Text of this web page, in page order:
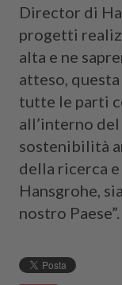
Director di
progetti
alta e ne
atteso,
tutte le parti
all’interno
sostenibilità
della ricerca
Hansgrohe,
nostro Paese”.